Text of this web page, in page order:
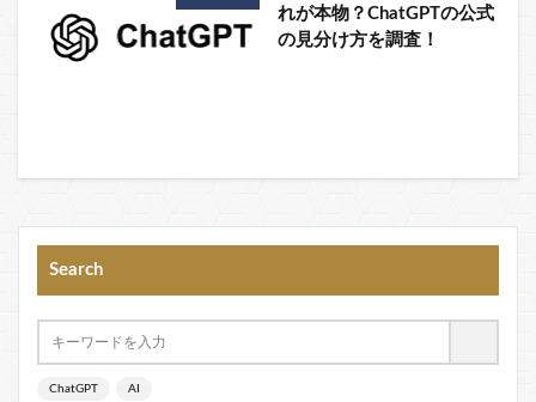
れが本物？ChatGPTの公式
の見分け方を調査！
Search
ChatGPT AI